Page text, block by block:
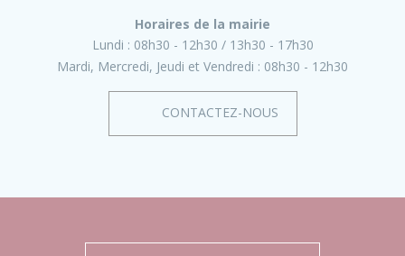
Horaires de la mairie
Lundi : 08h30 - 12h30
13h30 - 17h30
Mardi, Mercredi, Jeudi et Vendredi : 08h30 - 12h30
CONTACTEZ-NOUS